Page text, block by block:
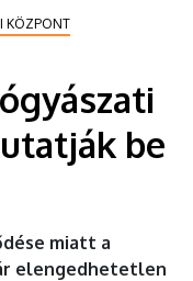
KÖZPONT
be
miatt a
elengedhetetlen